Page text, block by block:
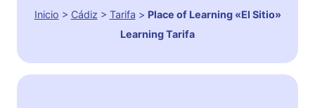
Inicio > Cádiz > Tarifa > Place of Learning «El Sitio»
Learning Tarifa